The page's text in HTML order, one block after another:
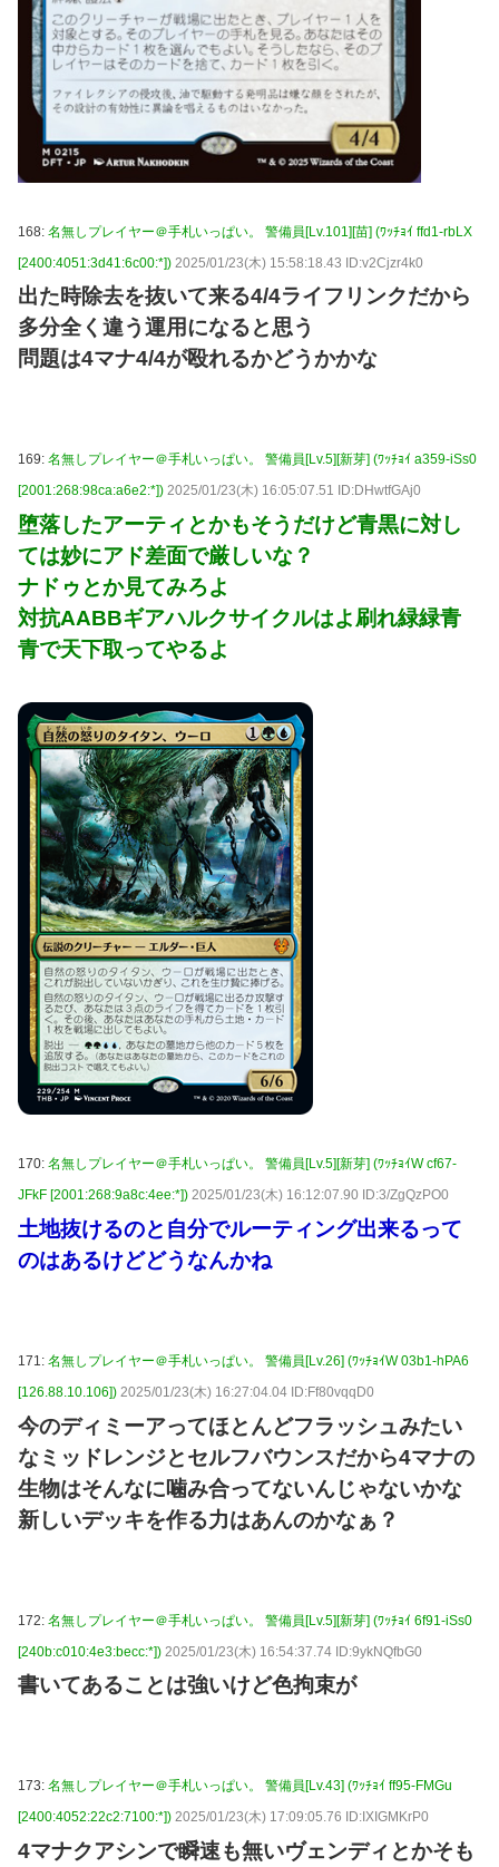
168: 名無しプレイヤー＠手札いっぱい。 警備員[Lv.101][苗] (ﾜｯﾁｮｲ ffd1-rbLX
[2400:4051:3d41:6c00:*]) 2025/01/23(木) 15:58:18.43 ID:v2Cjzr4k0
出た時除去を抜いて来る4/4ライフリンクだから
多分全く違う運用になると思う
問題は4マナ4/4が殴れるかどうかかな
169: 名無しプレイヤー＠手札いっぱい。 警備員[Lv.5][新芽] (ﾜｯﾁｮｲ a359-iSs0
[2001:268:98ca:a6e2:*]) 2025/01/23(木) 16:05:07.51 ID:DHwtfGAj0
堕落したアーティとかもそうだけど青黒に対し
ては妙にアド差面で厳しいな？
ナドゥとか見てみろよ
対抗AABBギアハルクサイクルはよ刷れ緑緑青
青で天下取ってやるよ
170: 名無しプレイヤー＠手札いっぱい。 警備員[Lv.5][新芽] (ﾜｯﾁｮｲW cf67-
JFkF [2001:268:9a8c:4ee:*]) 2025/01/23(木) 16:12:07.90 ID:3/ZgQzPO0
土地抜けるのと自分でルーティング出来るって
のはあるけどどうなんかね
171: 名無しプレイヤー＠手札いっぱい。 警備員[Lv.26] (ﾜｯﾁｮｲW 03b1-hPA6
[126.88.10.106]) 2025/01/23(木) 16:27:04.04 ID:Ff80vqqD0
今のディミーアってほとんどフラッシュみたい
なミッドレンジとセルフバウンスだから4マナの
生物はそんなに噛み合ってないんじゃないかな
新しいデッキを作る力はあんのかなぁ？
172: 名無しプレイヤー＠手札いっぱい。 警備員[Lv.5][新芽] (ﾜｯﾁｮｲ 6f91-iSs0
[240b:c010:4e3:becc:*]) 2025/01/23(木) 16:54:37.74 ID:9ykNQfbG0
書いてあることは強いけど色拘束が
173: 名無しプレイヤー＠手札いっぱい。 警備員[Lv.43] (ﾜｯﾁｮｲ ff95-FMGu
[2400:4052:22c2:7100:*]) 2025/01/23(木) 17:09:05.76 ID:IXIGMKrP0
4マナクアシンで瞬速も無いヴェンディとかそも